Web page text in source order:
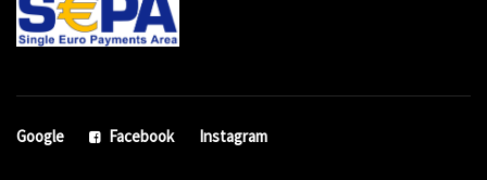
Google Facebook Instagram